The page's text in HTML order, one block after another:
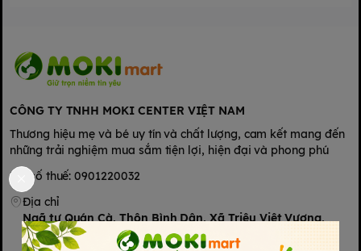
CÔNG TY TNHH MOKI CENTER VIỆT NAM
Thương hiệu mẹ và bé uy tín và chất lượng, cam kết mang đến
những trải nghiệm mua sắm tiện lợi, hiện đại và phong phú
Mã số thuế: 0901220032
Địa chỉ
Ngã tư Quán Cà, Thôn Bình Dân, Xã Triệu Việt Vương,
Hưng Yên, Hưng Yên 160000 Việt Nam